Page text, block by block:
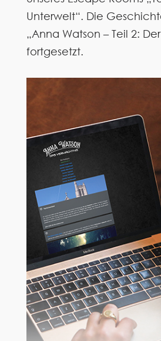
Unterwelt“. Die
„Anna Watson – Teil 2:
fortgesetzt.